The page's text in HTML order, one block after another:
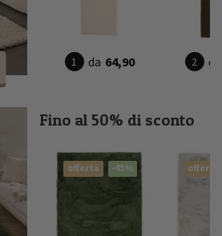
da 64,90 da
Fino al 50% di sconto
offerta -41% offerta